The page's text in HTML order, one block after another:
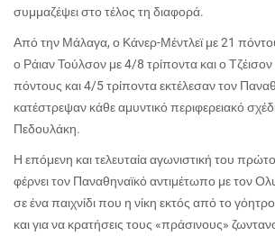
συμμαζέψει στο τέλος τη διαφορά.
Από την Μάλαγα, ο Κάνερ-Μέντλεϊ με 21
ο Ράιαν Τούλσον με 4/8 τρίποντα και ο Τζέισον
πόντους και 4/5 τρίποντα εκτέλεσαν τον
κατέστρεψαν κάθε αμυντικό περιφερειακό
Πεδουλάκη.
Η επόμενη και τελευταία αγωνιστική του
φέρνει τον Παναθηναϊκό αντιμέτωπο με τον
σε ένα παιχνίδι που η νίκη εκτός από το γόητρο
και για να κρατήσεις τους «πράσινους»